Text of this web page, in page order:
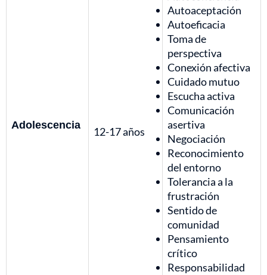
Adolescencia
12-17 años
Autoaceptación
Autoeficacia
Toma de
perspectiva
Conexión afectiva
Cuidado mutuo
Escucha activa
Comunicación
asertiva
Negociación
Reconocimiento
del entorno
Tolerancia a la
frustración
Sentido de
comunidad
Pensamiento
crítico
Responsabilidad